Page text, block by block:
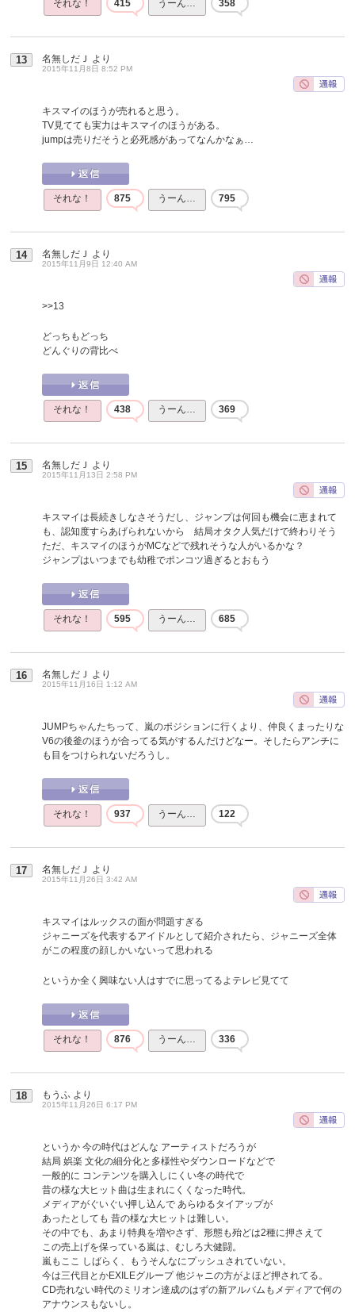
それな！ 415 うーん… 358
13 名無しだＪ より
2015年11月8日 8:52 PM
キスマイのほうが売れると思う。
TV見てても実力はキスマイのほうがある。
jumpは売りだそうと必死感があってなんかなぁ…
それな！ 875 うーん… 795
14 名無しだＪ より
2015年11月9日 12:40 AM
>>13
どっちもどっち
どんぐりの背比べ
それな！ 438 うーん… 369
15 名無しだＪ より
2015年11月13日 2:58 PM
キスマイは長続きしなさそうだし、ジャンプは何回も機会に恵まれて
も、認知度すらあげられないから 結局オタク人気だけで終わりそう
ただ、キスマイのほうがMCなどで残れそうな人がいるかな？
ジャンプはいつまでも幼稚でポンコツ過ぎるとおもう
それな！ 595 うーん… 685
16 名無しだＪ より
2015年11月16日 1:12 AM
JUMPちゃんたちって、嵐のポジションに行くより、仲良くまったりな
V6の後釜のほうが合ってる気がするんだけどなー。そしたらアンチに
も目をつけられないだろうし。
それな！ 937 うーん… 122
17 名無しだＪ より
2015年11月26日 3:42 AM
キスマイはルックスの面が問題すぎる
ジャニーズを代表するアイドルとして紹介されたら、ジャニーズ全体
がこの程度の顔しかいないって思われる
というか全く興味ない人はすでに思ってるよテレビ見てて
それな！ 876 うーん… 336
18 もうふ より
2015年11月26日 6:17 PM
というか 今の時代はどんな アーティストだろうが
結局 娯楽 文化の細分化と多様性やダウンロードなどで
一般的に コンテンツを購入しにくい冬の時代で
昔の様な大ヒット曲は生まれにくくなった時代。
メディアがぐいぐい押し込んで あらゆるタイアップが
あったとしても 昔の様な大ヒットは難しい。
その中でも、あまり特典を増やさず、形態も殆どは2種に押さえて
この売上げを保っている嵐は、むしろ大健闘。
嵐もここ しばらく、もうそんなにプッシュされていない。
今は三代目とかEXILEグループ 他ジャニの方がよほど押されてる。
CD売れない時代のミリオン達成のはずの新アルバムもメディアで何の
アナウンスもないし。